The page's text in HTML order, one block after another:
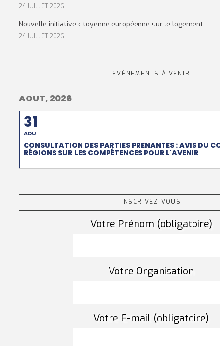
24 JUILLET 2026
Nouvelle initiative citoyenne européenne sur le logement
24 JUILLET 2026
EVÈNEMENTS À VENIR
AOUT, 2026
31
AOU
CONSULTATION DES PARTIES PRENANTES : AVIS DU
RÉGIONS SUR LES COMPÉTENCES POUR L'AVENIR
INSCRIVEZ-VOUS
Votre Prénom (obligatoire)
Votre Organisation
Votre E-mail (obligatoire)